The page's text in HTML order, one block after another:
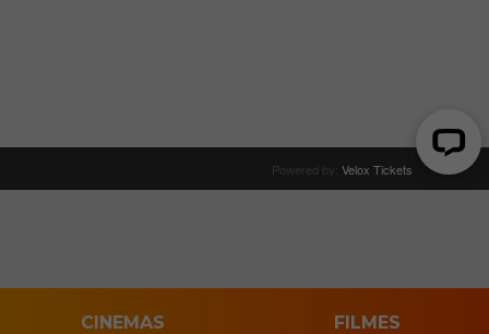
CINEMAS FILMES